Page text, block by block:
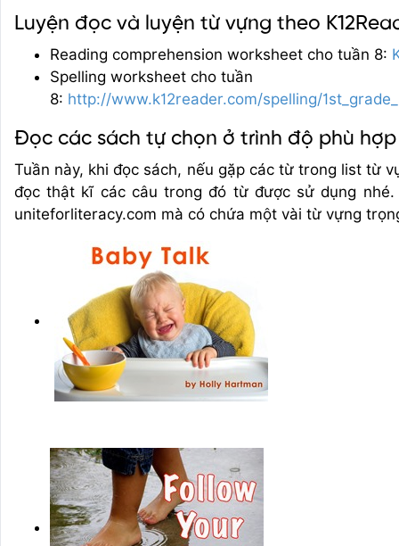
Luyện đọc và luyện từ vựng theo
Reading comprehension worksheet cho tuần 8:
Spelling worksheet cho tuần
8: http://www.k12reader.com/spelling/
Đọc các sách tự chọn ở trình độ phù hợp
Tuần này, khi đọc sách, nếu gặp các từ trong list từ
đọc thật kĩ các câu trong đó từ được sử dụng
uniteforliteracy.com mà có chứa một vài từ vựng